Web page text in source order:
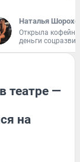
Наталья
Открыла
деньги
театре —
на